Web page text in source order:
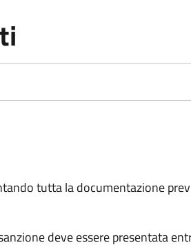
tutta la documentazione
deve essere presentata